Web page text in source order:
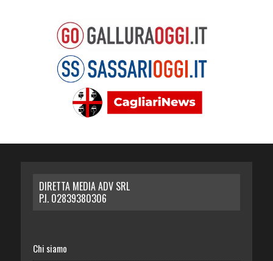
DIRETTA MEDIA ADV SRL
P.I. 02839380306
Chi siamo